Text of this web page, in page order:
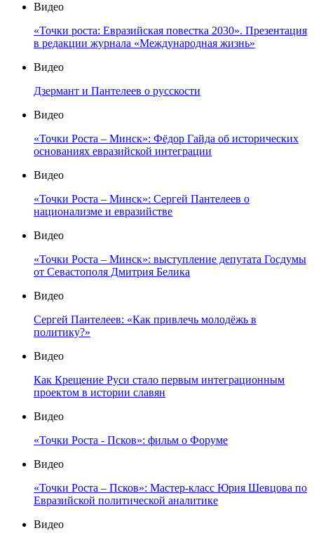
Видео
«Точки роста: Евразийская повестка 2030». Презентация
в редакции журнала «Международная жизнь»
Видео
Дзермант и Пантелеев о русскости
Видео
«Точки Роста – Минск»: Фёдор Гайда об исторических
основаниях евразийской интеграции
Видео
«Точки Роста – Минск»: Сергей Пантелеев о
национализме и евразийстве
Видео
«Точки Роста – Минск»: выступление депутата Госдумы
от Севастополя Дмитрия Белика
Видео
Сергей Пантелеев: «Как привлечь молодёжь в
политику?»
Видео
Как Крещение Руси стало первым интеграционным
проектом в истории славян
Видео
«Точки Роста - Псков»: фильм о Форуме
Видео
«Точки Роста – Псков»: Мастер-класс Юрия Шевцова по
Евразийской политической аналитике
Видео